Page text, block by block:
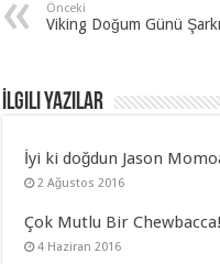
Önceki
Viking Doğum Günü
İlgili Yazılar
İyi ki doğdun Jason
2 Ağustos 2016
Çok Mutlu Bir Chewbacca!
4 Haziran 2016